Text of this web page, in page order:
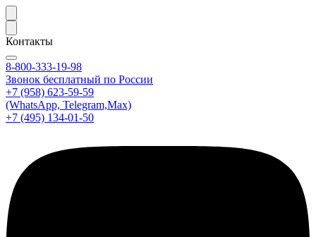
Контакты
8-800-333-19-98
Звонок бесплатный по России
+7 (958) 623-59-59
(WhatsApp, Telegram,Max)
+7 (495) 134-01-50